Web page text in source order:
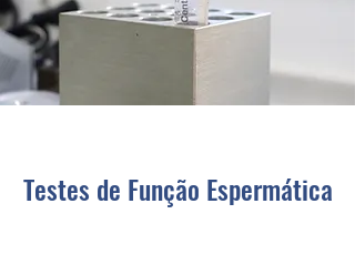
Testes de Função Espermática